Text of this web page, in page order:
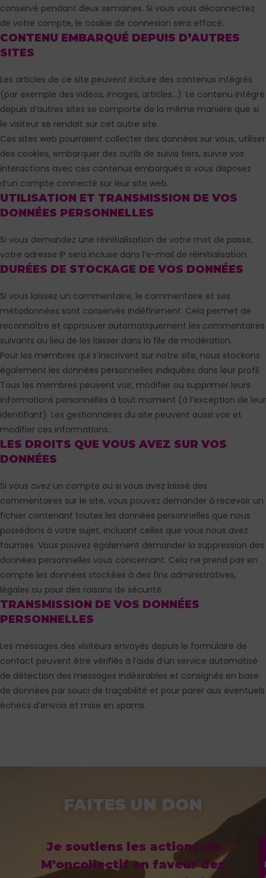
conservé pendant deux semaines. Si vous vous déconnectez
de votre compte, le cookie de connexion sera effacé.
CONTENU EMBARQUÉ DEPUIS D’AUTRES
SITES
Les articles de ce site peuvent inclure des contenus intégrés
(par exemple des vidéos, images, articles…). Le contenu intégré
depuis d’autres sites se comporte de la même manière que si
le visiteur se rendait sur cet autre site.
Ces sites web pourraient collecter des données sur vous, utiliser
des cookies, embarquer des outils de suivis tiers, suivre vos
interactions avec ces contenus embarqués si vous disposez
d’un compte connecté sur leur site web.
UTILISATION ET TRANSMISSION DE VOS
DONNÉES PERSONNELLES
Si vous demandez une réinitialisation de votre mot de passe,
votre adresse IP sera incluse dans l’e-mail de réinitialisation.
DURÉES DE STOCKAGE DE VOS DONNÉES
Si vous laissez un commentaire, le commentaire et ses
métadonnées sont conservés indéfiniment. Cela permet de
reconnaître et approuver automatiquement les commentaires
suivants au lieu de les laisser dans la file de modération.
Pour les membres qui s’inscrivent sur notre site, nous stockons
également les données personnelles indiquées dans leur profil.
Tous les membres peuvent voir, modifier ou supprimer leurs
informations personnelles à tout moment (à l’exception de leur
identifiant). Les gestionnaires du site peuvent aussi voir et
modifier ces informations.
LES DROITS QUE VOUS AVEZ SUR VOS
DONNÉES
Si vous avez un compte ou si vous avez laissé des
commentaires sur le site, vous pouvez demander à recevoir un
fichier contenant toutes les données personnelles que nous
possédons à votre sujet, incluant celles que vous nous avez
fournies. Vous pouvez également demander la suppression des
données personnelles vous concernant. Cela ne prend pas en
compte les données stockées à des fins administratives,
légales ou pour des raisons de sécurité.
TRANSMISSION DE VOS DONNÉES
PERSONNELLES
Les messages des visiteurs envoyés depuis le formulaire de
contact peuvent être vérifiés à l’aide d’un service automatisé
de détection des messages indésirables et consignés en base
de données par souci de traçabilité et pour parer aux éventuels
échecs d’envois et mise en spams.
FAITES UN DON
Je soutiens les actions de
M'oncollectif en faveur des